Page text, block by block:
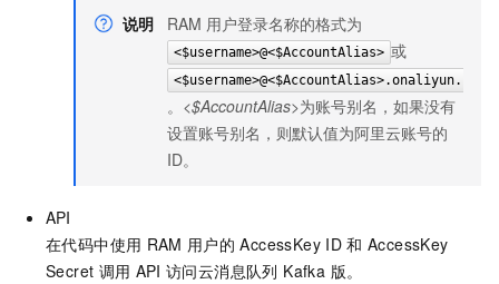
说明 RAM 用户登录名称的格式为
<$username>@<$AccountAlias> 或
<$username>@<$AccountAlias>.onaliyun.com
。 <$AccountAlias>为账号别名，如果没有
设置账号别名，则默认值为阿里云账号的
ID。
API
在代码中使用 RAM 用户的 AccessKey ID 和 AccessKey
Secret 调用 API 访问云消息队列 Kafka 版。